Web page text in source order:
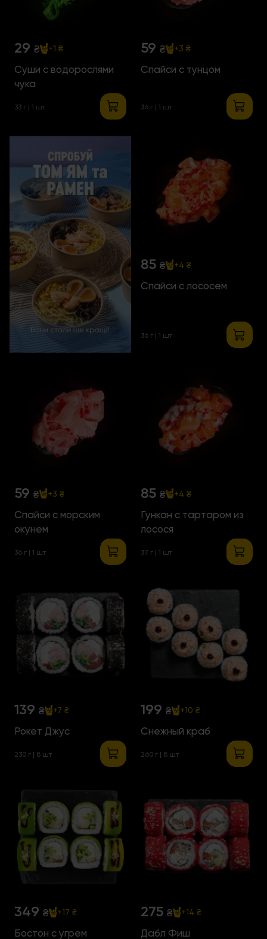
29 ₴ +1 ₴
Суши с водорослями
чука
33 г | 1 шт
59 ₴ +3 ₴
Спайси с тунцом
36 г | 1 шт
85 ₴ +4 ₴
Спайси с лососем
36 г | 1 шт
59 ₴ +3 ₴
Спайси с морским
окунем
36 г | 1 шт
85 ₴ +4 ₴
Гункан с тартаром из
лосося
37 г | 1 шт
139 ₴ +7 ₴
Рокет Джус
230 г | 8 шт
199 ₴ +10 ₴
Снежный краб
260 г | 8 шт
349 ₴ +17 ₴
Бостон с угрем
275 ₴ +14 ₴
Дабл Фиш